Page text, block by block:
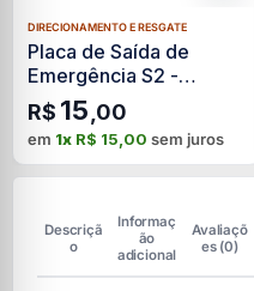
DIRECIONAMENTO E RESGATE
Placa de Saída de
Emergência S2 -
Esquerda
Fotoluminescente
R$ 15 ,00
em 1x R$ 15,00 sem juros
Descriçã
o
Informaç
ão
adicional
Avaliaçõ
es (0)